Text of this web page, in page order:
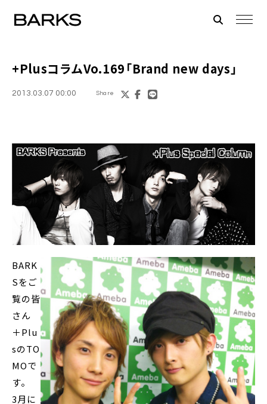
+PlusコラムVo.169「Brand new days」
2013.03.07 00:00 Share
BARK
Sをご
覧の皆
さん
＋Plu
sのTO
MOで
す。
3月に